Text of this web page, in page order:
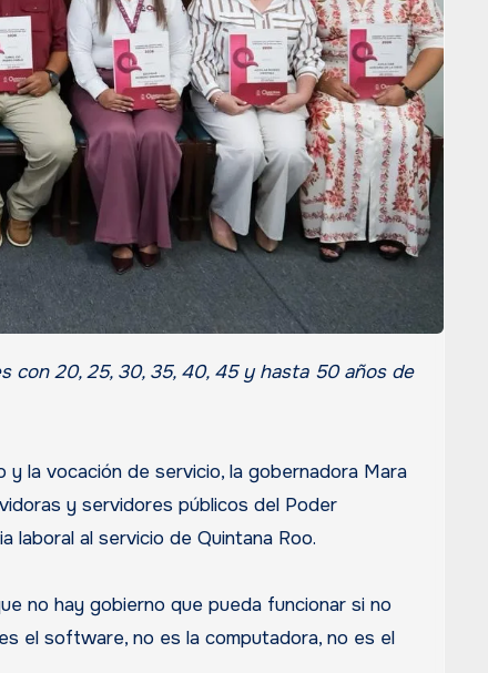
y la vocación de servicio, la gobernadora Mara
y servidores públicos del Poder
al servicio de Quintana Roo.
no hay gobierno que pueda funcionar si no
el software, no es la computadora, no es el